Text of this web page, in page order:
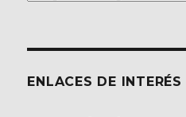
ENLACES DE INTERÉS